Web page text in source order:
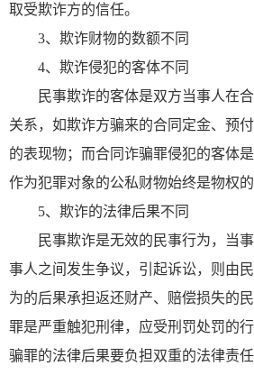
取受欺诈方的信任。
3、欺诈财物的数额不同
4、欺诈侵犯的客体不同
民事欺诈的客体是双方当事人在
关系，如欺诈方骗来的合同定金、预
的表现物；而合同诈骗罪侵犯的客体
作为犯罪对象的公私财物始终是物权的
5、欺诈的法律后果不同
民事欺诈是无效的民事行为，当
事人之间发生争议，引起诉讼，则由
为的后果承担返还财产、赔偿损失的
罪是严重触犯刑律，应受刑罚处罚的
骗罪的法律后果要负担双重的法律责